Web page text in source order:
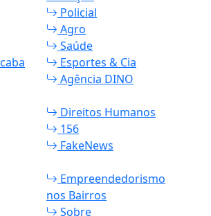
Policial
Agro
Saúde
Esportes & Cia
Agência DINO
Direitos Humanos
156
FakeNews
Empreendedorismo
nos Bairros
Sobre